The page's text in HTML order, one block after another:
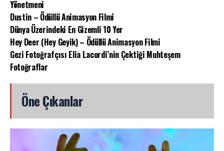
Yönetmeni
Dustin – Ödüllü Animasyon Filmi
Dünya Üzerindeki En Gizemli 10 Yer
Hey Deer (Hey Geyik) – Ödüllü Animasyon Filmi
Gezi Fotoğrafçısı Elia Lacordi’nin Çektiği Muhteşem
Fotoğraflar
Öne Çıkanlar